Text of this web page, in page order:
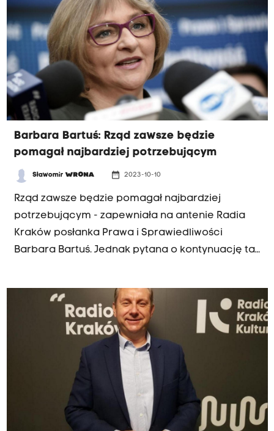
Barbara Bartuś: Rząd zawsze będzie
pomagał najbardziej potrzebującym
SławomirWRONA date_range 2023-10-10
Rząd zawsze będzie pomagał najbardziej
potrzebującym - zapewniała na antenie Radia
Kraków posłanka Prawa i Sprawiedliwości
Barbara Bartuś. Jednak pytana o kontynuację tak
stwierdziła, że wszystko będzie zależało od